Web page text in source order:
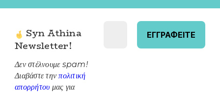
Syn Athina
Newsletter!
Δεν στέλνουμε spam!
Διαβάστε τηνπολιτική
απορρήτου μας για